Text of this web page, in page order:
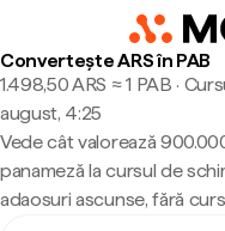
Convertește ARS în PAB
1.498,50 ARS ≈ 1 PAB ·
august, 4:25
Vede cât valorează
panameză la cursul de
adaosuri ascunse, fără